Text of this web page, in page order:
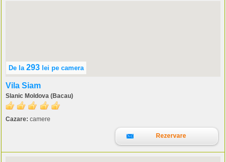
De la 293 lei pe camera
Vila Siam
Slanic Moldova (Bacau)
Cazare: camere
Rezervare